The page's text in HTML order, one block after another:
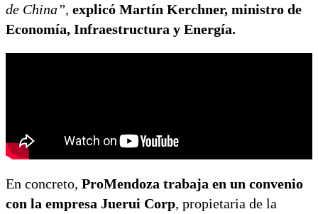
de China”, explicó Martín Kerchner, ministro de
Economía, Infraestructura y Energía.
En concreto, ProMendoza trabaja en un convenio
con la empresa Juerui Corp, propietaria de la